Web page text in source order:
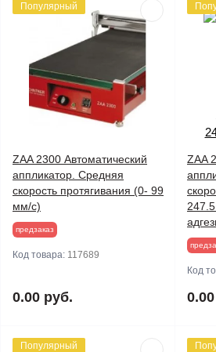
Популярный
ZAA 2300 Автоматический
аппликатор. Средняя
скорость протягивания (0- 99
мм/с)
предзаказ
Код товара: 117689
0.00 руб.
ZAA
Код
Популярный